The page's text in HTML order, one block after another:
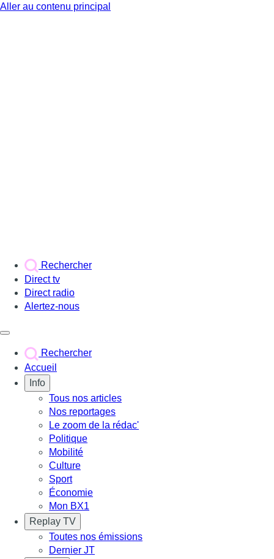
Aller au contenu principal
Rechercher
Direct tv
Direct radio
Alertez-nous
Rechercher
Accueil
Info
Tous nos articles
Nos reportages
Le zoom de la rédac'
Politique
Mobilité
Culture
Sport
Économie
Mon BX1
Replay TV
Toutes nos émissions
Dernier JT